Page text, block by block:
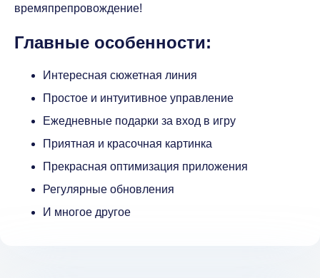
времяпрепровождение!
Главные особенности:
Интересная сюжетная линия
Простое и интуитивное управление
Ежедневные подарки за вход в игру
Приятная и красочная картинка
Прекрасная оптимизация приложения
Регулярные обновления
И многое другое